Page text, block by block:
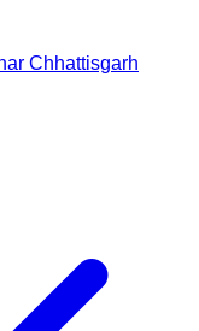
Chhattisgarh